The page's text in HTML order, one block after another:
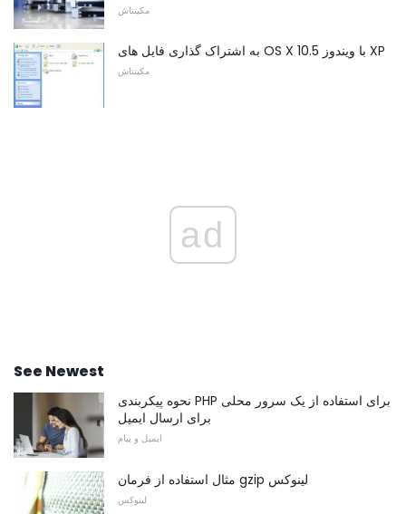
مکینتاش
به اشتراک گذاری فایل های OS X 10.5 با ویندوز XP
مکینتاش
ad
See Newest
نحوه پیکربندی PHP برای استفاده از یک سرور محلی
برای ارسال ایمیل
ایمیل و پیام
مثال استفاده از فرمان gzip لینوکس
لینوکس